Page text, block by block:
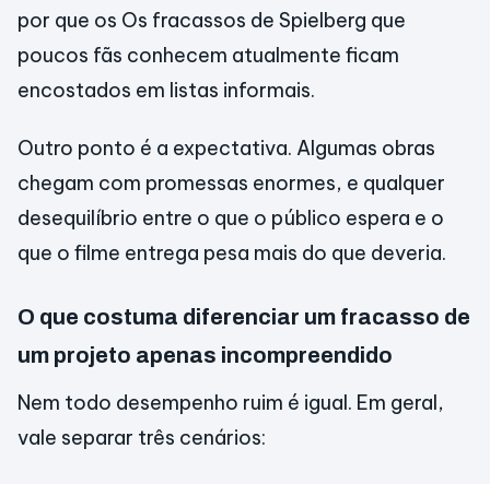
por que os Os fracassos de Spielberg que
poucos fãs conhecem atualmente ficam
encostados em listas informais.
Outro ponto é a expectativa. Algumas obras
chegam com promessas enormes, e qualquer
desequilíbrio entre o que o público espera e o
que o filme entrega pesa mais do que deveria.
O que costuma diferenciar um fracasso de
um projeto apenas incompreendido
Nem todo desempenho ruim é igual. Em geral,
vale separar três cenários: